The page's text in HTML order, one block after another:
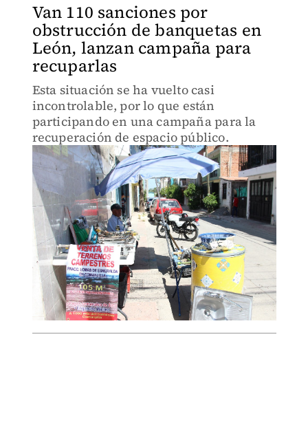
Van 110 sanciones por
obstrucción de banquetas en
León, lanzan campaña para
recuparlas
Esta situación se ha vuelto casi
incontrolable, por lo que están
participando en una campaña para la
recuperación de espacio público.